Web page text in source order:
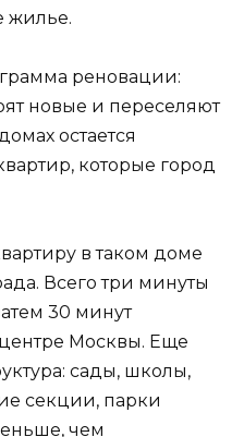
жилье.
реновации:
новые и переселяют
остается
которые город
в таком доме
Всего три минуты
30 минут
Москвы. Еще
сады, школы,
секции, парки
чем